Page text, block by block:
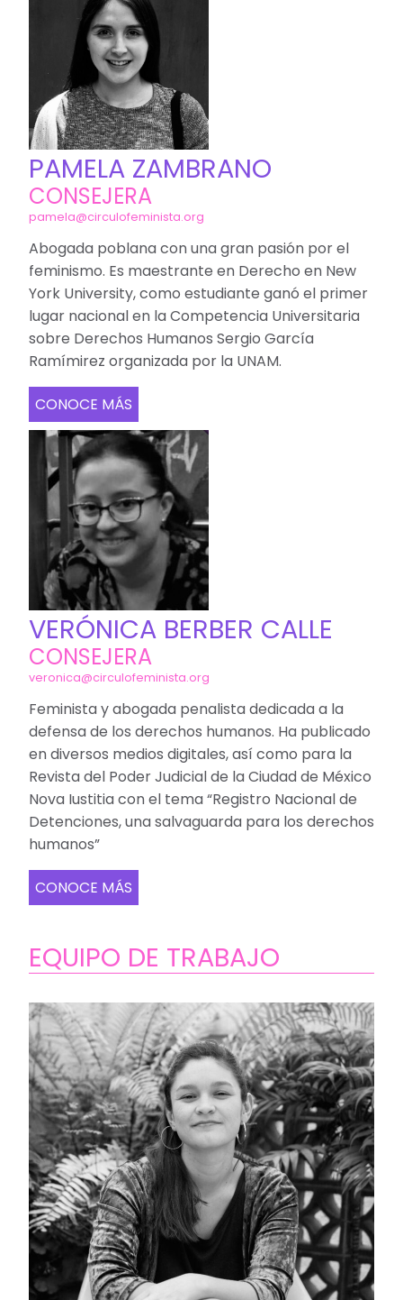
PAMELA ZAMBRANO
CONSEJERA
pamela@circulofeminista.org
Abogada poblana con una gran pasión por el
feminismo. Es maestrante en Derecho en New
York University, como estudiante ganó el primer
lugar nacional en la Competencia Universitaria
sobre Derechos Humanos Sergio García
Ramímirez organizada por la UNAM.
CONOCE MÁS
VERÓNICA BERBER CALLE
CONSEJERA
veronica@circulofeminista.org
Feminista y abogada penalista dedicada a la
defensa de los derechos humanos. Ha publicado
en diversos medios digitales, así como para la
Revista del Poder Judicial de la Ciudad de México
Nova Iustitia con el tema “Registro Nacional de
Detenciones, una salvaguarda para los derechos
humanos”
CONOCE MÁS
EQUIPO DE TRABAJO